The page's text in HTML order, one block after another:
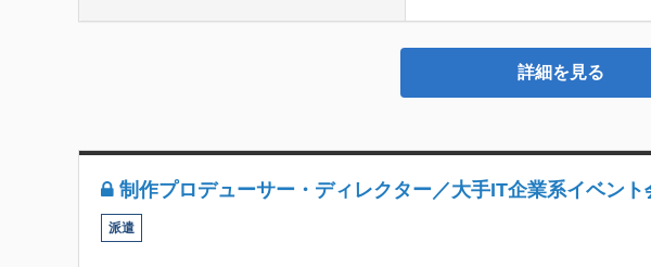
詳細を見る
制作プロデューサー・ディレクター／大手IT企業系イベント
派遣